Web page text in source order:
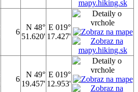
6
N 48°
51.620'
E 019°
17.427'
6
N 49°
19.457'
E 019°
12.953'